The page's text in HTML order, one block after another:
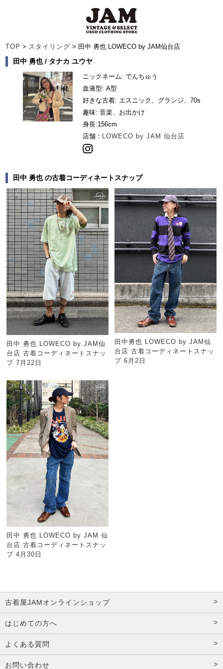
TOP > スタイリング > 田中 勇也 LOWECO by JAM仙台店
田中 勇也 / タナカ ユウヤ
ニックネーム: でんちゅう
血液型: A型
好きな古着: エスニック、グランジ、70s
趣味: 音楽、お出かけ
身長:156cm
店舗： LOWECO by JAM 仙台店
田中 勇也 の古着コーディネートスナップ
田中 勇也 LOWECO by JAM仙
台店 古着コーディネートスナッ
プ 7月22日
田中勇也 LOWECO by JAM仙
台店 古着コーディネートスナッ
プ 6月2日
田中 勇也 LOWECO by JAM 仙
台店 古着コーディネートスナッ
プ 4月30日
古着屋JAMオンラインショップ
はじめての方へ
よくある質問
お問い合わせ